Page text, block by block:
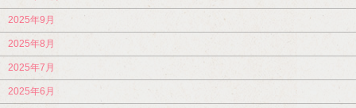
2025年9月
2025年8月
2025年7月
2025年6月